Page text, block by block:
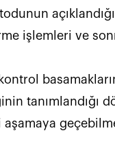
işlemleri ve
tanımlandığı
aşamaya